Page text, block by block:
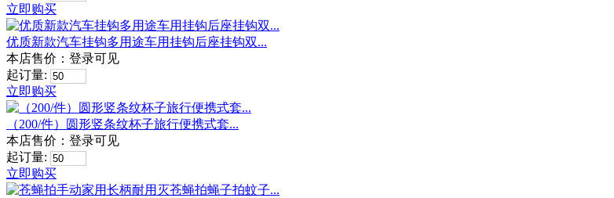
立即购买
优质新款汽车挂钩多用途车用挂钩后座挂钩双...
本店售价： 登录可见
起订量:
立即购买
（200/件）圆形竖条纹杯子旅行便携式套...
本店售价： 登录可见
起订量:
立即购买